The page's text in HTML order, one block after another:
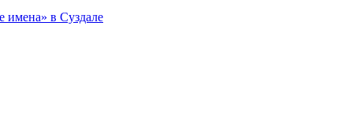
имена» в Суздале